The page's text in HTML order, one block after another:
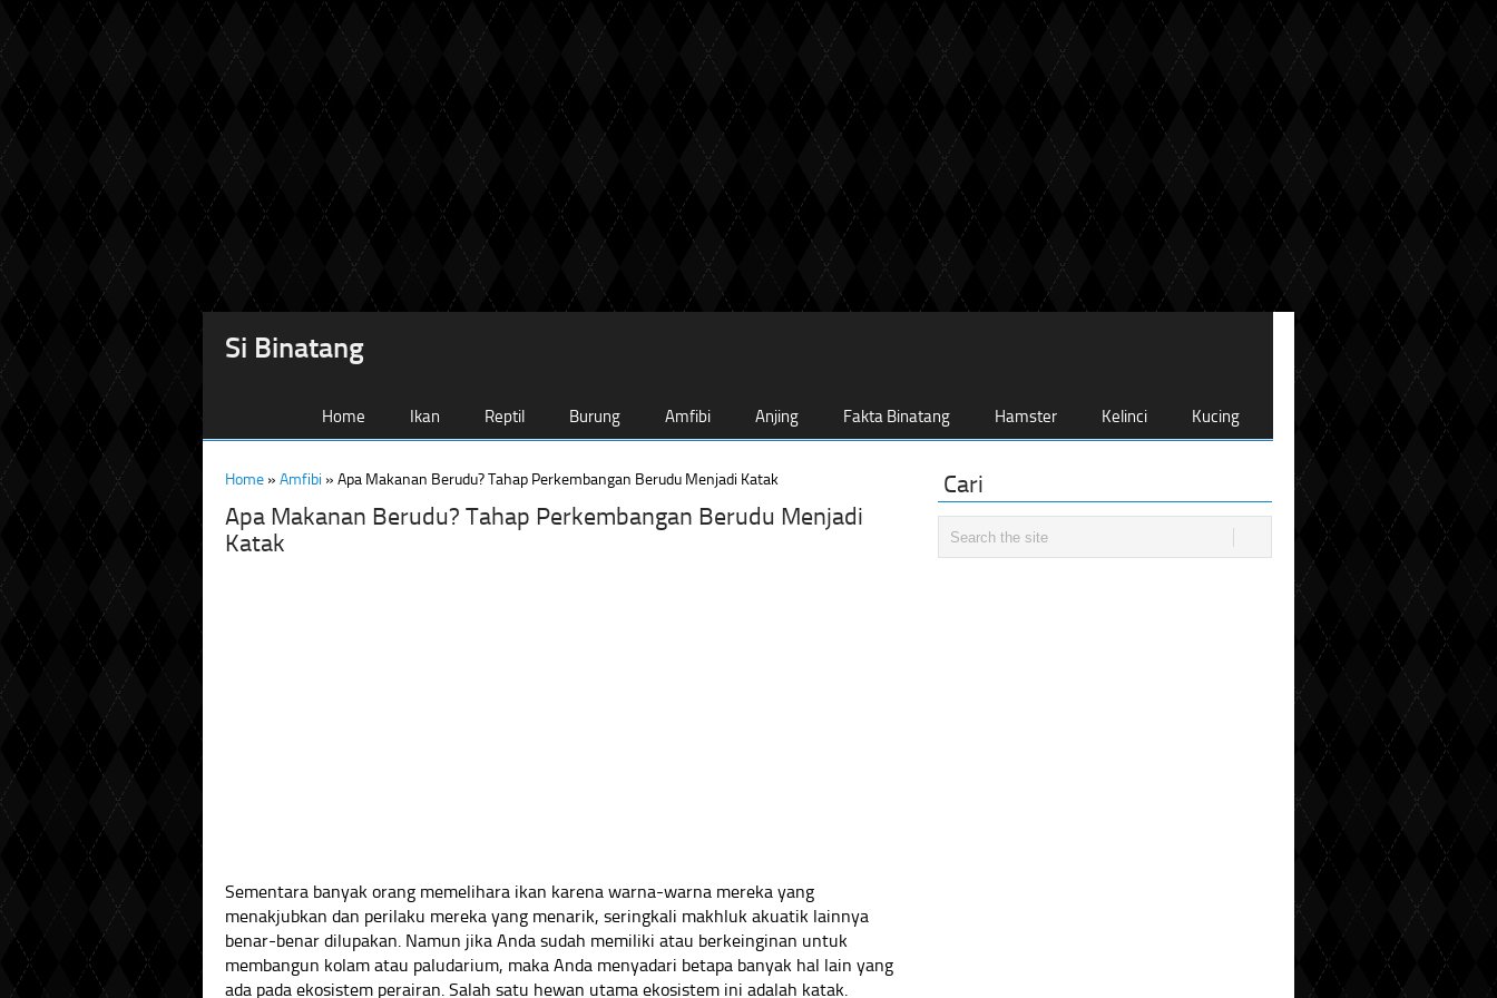
Si Binatang
Home Ikan Reptil Burung Amfibi Anjing Fakta Binatang Hamster Kelinci Kucing
Home » Amfibi » Apa Makanan Berudu? Tahap Perkembangan Berudu Menjadi Katak
Apa Makanan Berudu? Tahap Perkembangan Berudu Menjadi
Katak
Sementara banyak orang memelihara ikan karena warna-warna mereka yang
menakjubkan dan perilaku mereka yang menarik, seringkali makhluk akuatik lainnya
benar-benar dilupakan. Namun jika Anda sudah memiliki atau berkeinginan untuk
membangun kolam atau paludarium, maka Anda menyadari betapa banyak hal lain yang
ada pada ekosistem perairan. Salah satu hewan utama ekosistem ini adalah katak.
Cari